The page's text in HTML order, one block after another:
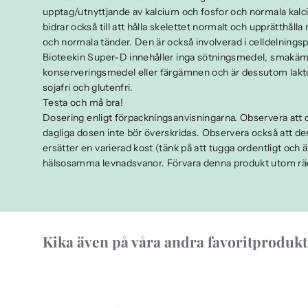
upptag/utnyttjande av kalcium och fosfor och normala
bidrar också till att hålla skelettet normalt och
och normala tänder. Den är också involverad i
Bioteekin Super-D innehåller inga sötningsmedel,
konserveringsmedel eller färgämnen och är dessutom
sojafri och glutenfri.
Testa och må bra!
Dosering enligt förpackningsanvisningarna. Observera att
dagliga dosen inte bör överskridas. Observera också att
ersätter en varierad kost (tänk på att tugga ordentligt och
hälsosamma levnadsvanor. Förvara denna produkt utom
Slideshow
Kika även på våra andra